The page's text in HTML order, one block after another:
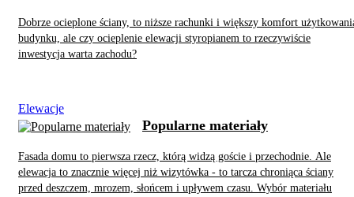
Dobrze ocieplone ściany, to niższe rachunki i większy komfort
budynku, ale czy ocieplenie elewacji styropianem to rzeczywiście
inwestycja warta zachodu?
Elewacje
Fasada domu to pierwsza rzecz, którą widzą goście i przechodnie. Ale
elewacja to znacznie więcej niż wizytówka - to tarcza chroniąca ściany
przed deszczem, mrozem, słońcem i upływem czasu. Wybór materiału
Popularne materiały